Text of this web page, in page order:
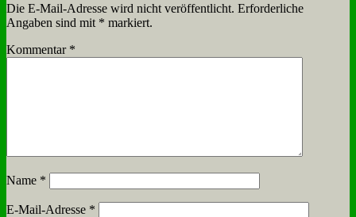
Die E-Mail-Adresse wird nicht veröffentlicht. Erforderliche
Angaben sind mit * markiert.
Kommentar *
Name *
E-Mail-Adresse *